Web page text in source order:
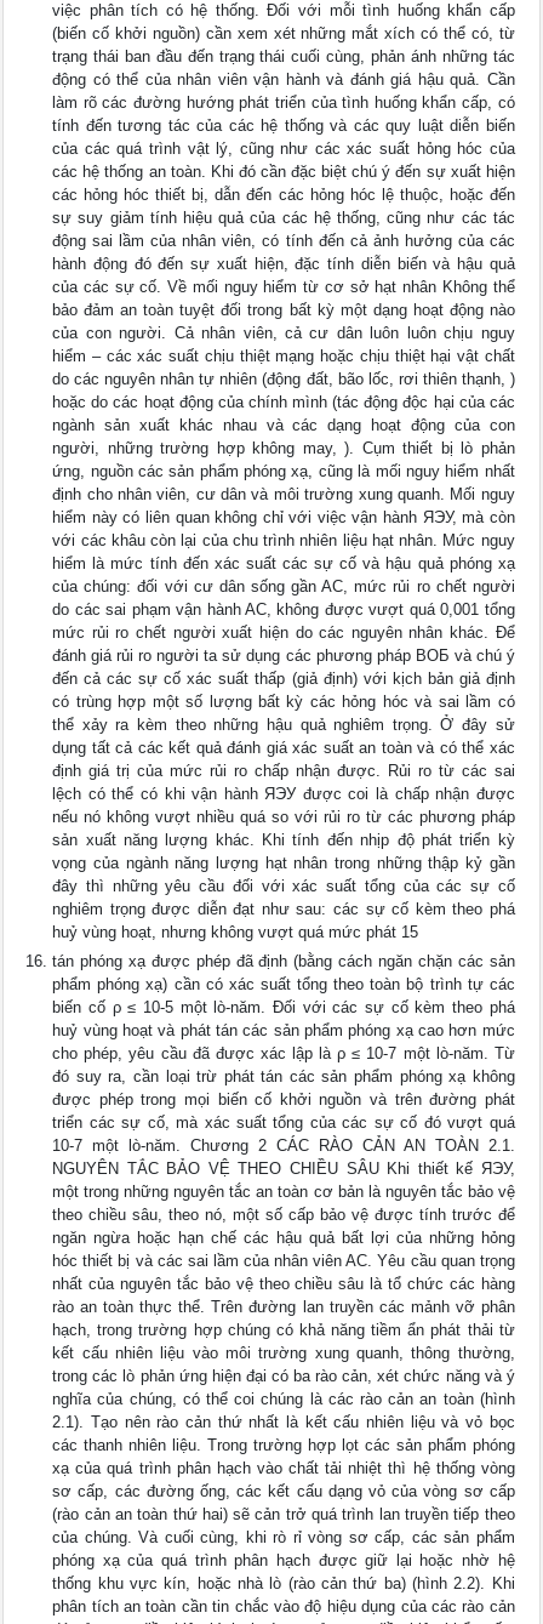
việc phân tích có hệ thống. Đối với mỗi tình huống khẩn cấp
(biến cố khởi nguồn) cần xem xét những mắt xích có thể có, từ
trạng thái ban đầu đến trạng thái cuối cùng, phản ánh những tác
động có thể của nhân viên vận hành và đánh giá hậu quả. Cần
làm rõ các đường hướng phát triển của tình huống khẩn cấp, có
tính đến tương tác của các hệ thống và các quy luật diễn biến
của các quá trình vật lý, cũng như các xác suất hỏng hóc của
các hệ thống an toàn. Khi đó cần đặc biệt chú ý đến sự xuất hiện
các hỏng hóc thiết bị, dẫn đến các hỏng hóc lệ thuộc, hoặc đến
sự suy giảm tính hiệu quả của các hệ thống, cũng như các tác
động sai lầm của nhân viên, có tính đến cả ảnh hưởng của các
hành động đó đến sự xuất hiện, đặc tính diễn biến và hậu quả
của các sự cố. Về mối nguy hiểm từ cơ sở hạt nhân Không thể
bảo đảm an toàn tuyệt đối trong bất kỳ một dạng hoạt động nào
của con người. Cả nhân viên, cả cư dân luôn luôn chịu nguy
hiểm – các xác suất chịu thiệt mạng hoặc chịu thiệt hại vật chất
do các nguyên nhân tự nhiên (động đất, bão lốc, rơi thiên thạnh, )
hoặc do các hoạt động của chính mình (tác động độc hại của các
ngành sản xuất khác nhau và các dạng hoạt động của con
người, những trường hợp không may, ). Cụm thiết bị lò phản
ứng, nguồn các sản phẩm phóng xạ, cũng là mối nguy hiểm nhất
định cho nhân viên, cư dân và môi trường xung quanh. Mối nguy
hiểm này có liên quan không chỉ với việc vận hành ЯЭУ, mà còn
với các khâu còn lại của chu trình nhiên liệu hạt nhân. Mức nguy
hiểm là mức tính đến xác suất các sự cố và hậu quả phóng xạ
của chúng: đối với cư dân sống gần AC, mức rủi ro chết người
do các sai phạm vận hành AC, không được vượt quá 0,001 tổng
mức rủi ro chết người xuất hiện do các nguyên nhân khác. Để
đánh giá rủi ro người ta sử dụng các phương pháp ВОБ và chú ý
đến cả các sự cố xác suất thấp (giả định) với kịch bản giả định
có trùng hợp một số lượng bất kỳ các hỏng hóc và sai lầm có
thể xảy ra kèm theo những hậu quả nghiêm trọng. Ở đây sử
dụng tất cả các kết quả đánh giá xác suất an toàn và có thể xác
định giá trị của mức rủi ro chấp nhận được. Rủi ro từ các sai
lệch có thể có khi vận hành ЯЭУ được coi là chấp nhận được
nếu nó không vượt nhiều quá so với rủi ro từ các phương pháp
sản xuất năng lượng khác. Khi tính đến nhịp độ phát triển kỳ
vọng của ngành năng lượng hạt nhân trong những thập kỷ gần
đây thì những yêu cầu đối với xác suất tổng của các sự cố
nghiêm trọng được diễn đạt như sau: các sự cố kèm theo phá
huỷ vùng hoạt, nhưng không vượt quá mức phát 15
tán phóng xạ được phép đã định (bằng cách ngăn chặn các sản
phẩm phóng xạ) cần có xác suất tổng theo toàn bộ trình tự các
biến cố ρ ≤ 10-5 một lò-năm. Đối với các sự cố kèm theo phá
huỷ vùng hoạt và phát tán các sản phẩm phóng xạ cao hơn mức
cho phép, yêu cầu đã được xác lập là ρ ≤ 10-7 một lò-năm. Từ
đó suy ra, cần loại trừ phát tán các sản phẩm phóng xạ không
được phép trong mọi biến cố khởi nguồn và trên đường phát
triển các sự cố, mà xác suất tổng của các sự cố đó vượt quá
10-7 một lò-năm. Chương 2 CÁC RÀO CẢN AN TOÀN 2.1.
NGUYÊN TẮC BẢO VỆ THEO CHIỀU SÂU Khi thiết kế ЯЭУ,
một trong những nguyên tắc an toàn cơ bản là nguyên tắc bảo vệ
theo chiều sâu, theo nó, một số cấp bảo vệ được tính trước để
ngăn ngừa hoặc hạn chế các hậu quả bất lợi của những hỏng
hóc thiết bị và các sai lầm của nhân viên AC. Yêu cầu quan trọng
nhất của nguyên tắc bảo vệ theo chiều sâu là tổ chức các hàng
rào an toàn thực thể. Trên đường lan truyền các mảnh vỡ phân
hạch, trong trường hợp chúng có khả năng tiềm ẩn phát thải từ
kết cấu nhiên liệu vào môi trường xung quanh, thông thường,
trong các lò phản ứng hiện đại có ba rào cản, xét chức năng và ý
nghĩa của chúng, có thể coi chúng là các rào cản an toàn (hình
2.1). Tạo nên rào cản thứ nhất là kết cấu nhiên liệu và vỏ bọc
các thanh nhiên liệu. Trong trường hợp lọt các sản phẩm phóng
xạ của quá trình phân hạch vào chất tải nhiệt thì hệ thống vòng
sơ cấp, các đường ống, các kết cấu dạng vỏ của vòng sơ cấp
(rào cản an toàn thứ hai) sẽ cản trở quá trình lan truyền tiếp theo
của chúng. Và cuối cùng, khi rò rỉ vòng sơ cấp, các sản phẩm
phóng xạ của quá trình phân hạch được giữ lại hoặc nhờ hệ
thống khu vực kín, hoặc nhà lò (rào cản thứ ba) (hình 2.2). Khi
phân tích an toàn cần tin chắc vào độ hiệu dụng của các rào cản